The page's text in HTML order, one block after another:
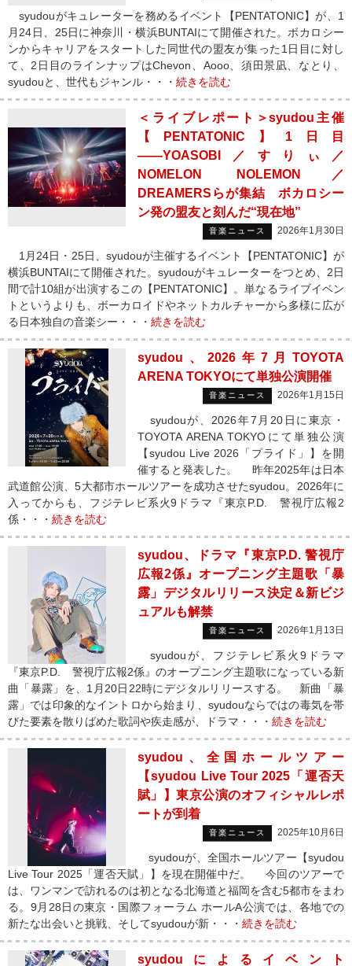
syudouがキュレーターを務めるイベント【PENTATONIC】が、1
月24日、25日に神奈川・横浜BUNTAIにて開催された。ボカロシー
ンからキャリアをスタートした同世代の盟友が集った1日目に対し
て、2日目のラインナップはChevon、Aooo、須田景凪、なとり、
syudouと、世代もジャンル・・・ 続きを読む
＜ライブレポート＞syudou主催
【PENTATONIC】1日目
――YOASOBI／すりぃ／
NOMELON NOLEMON／
DREAMERSらが集結 ボカロシー
ン発の盟友と刻んだ“現在地”
音楽ニュース 2026年1月30日
1月24日・25日、syudouが主催するイベント【PENTATONIC】が
横浜BUNTAIにて開催された。syudouがキュレーターをつとめ、2日
間で計10組が出演するこの【PENTATONIC】。単なるライブイベン
トというよりも、ボーカロイドやネットカルチャーから多様に広が
る日本独自の音楽シー・・・ 続きを読む
syudou、2026年7月TOYOTA
ARENA TOKYOにて単独公演開催
音楽ニュース 2026年1月15日
syudouが、2026年7月20日に東京・
TOYOTA ARENA TOKYOにて単独公演
【syudou Live 2026「プライド」】を開
催すると発表した。 昨年2025年は日本
武道館公演、5大都市ホールツアーを成功させたsyudou。2026年に
入ってからも、フジテレビ系火9ドラマ『東京P.D. 警視庁広報2
係・・・ 続きを読む
syudou、ドラマ『東京P.D. 警視庁
広報2係』オープニング主題歌「暴
露」デジタルリリース決定＆新ビジ
ュアルも解禁
音楽ニュース 2026年1月13日
syudouが、フジテレビ系火9ドラマ
『東京P.D. 警視庁広報2係』のオープニング主題歌になっている新
曲「暴露」を、1月20日22時にデジタルリリースする。 新曲「暴
露」では印象的なイントロから始まり、syudouならではの毒気を帯
びた要素を散りばめた歌詞や疾走感が、ドラマ・・・ 続きを読む
syudou、全国ホールツアー
【syudou Live Tour 2025「運否天
賦」】東京公演のオフィシャルレポ
ートが到着
音楽ニュース 2025年10月6日
syudouが、全国ホールツアー【syudou
Live Tour 2025「運否天賦」】を現在開催中だ。 今回のツアーで
は、ワンマンで訪れるのは初となる北海道と福岡を含む5都市をまわ
る。9月28日の東京・国際フォーラム ホールA公演では、各地での
新たな出会いと挑戦、そしてsyudouが新・・・ 続きを読む
syudouによるイベント